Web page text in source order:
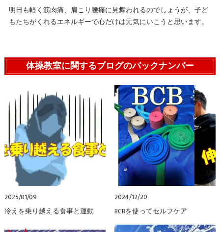
明日も軽く筋肉痛、肩こり腰痛に見舞われるのでしょうが、子ど
もたちがくれるエネルギーで心だけは元気にいこうと思います。
体操教室に関するブログのバックナンバー
2025/01/09
冷えを乗り越える食事と運動
2024/12/20
BCBを使ってセルフケア